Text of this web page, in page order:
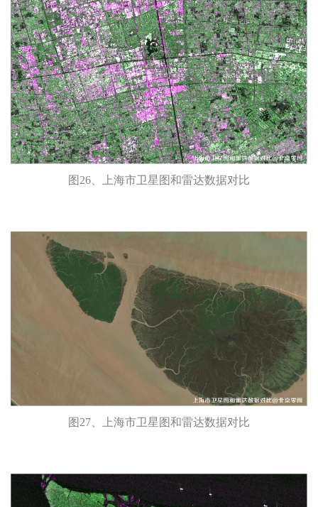
图26、上海市卫星图和雷达数据对比
图27、上海市卫星图和雷达数据对比